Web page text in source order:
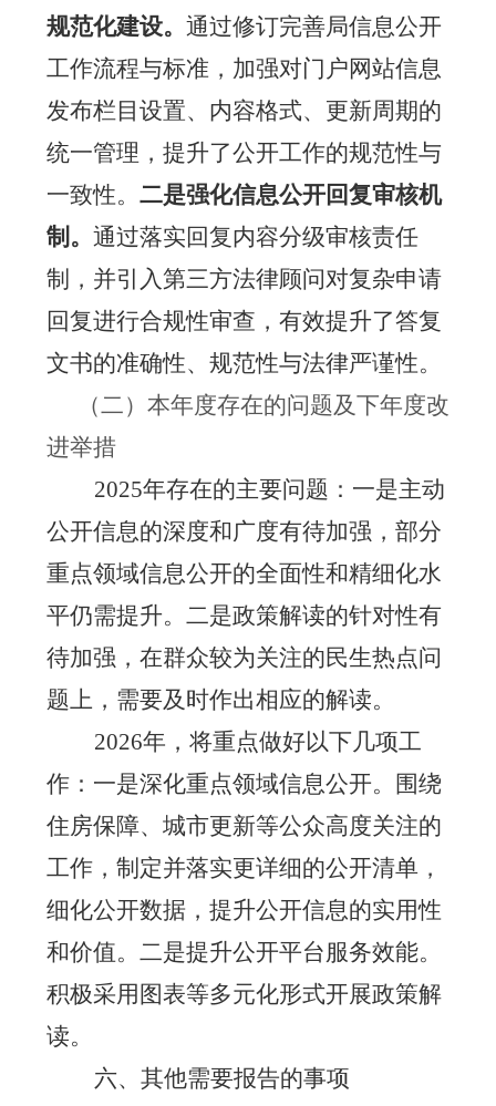
规范化建设。 通过修订完善局信息公开
工作流程与标准，加强对门户网站信息
发布栏目设置、内容格式、更新周期的
统一管理，提升了公开工作的规范性与
一致性。 二是强化信息公开回复审核机
制。 通过落实回复内容分级审核责任
制，并引入第三方法律顾问对复杂申请
回复进行合规性审查，有效提升了答复
文书的准确性、规范性与法律严谨性。
（二）本年度存在的问题及下年度改
进举措
2025年存在的主要问题：一是主动
公开信息的深度和广度有待加强，部分
重点领域信息公开的全面性和精细化水
平仍需提升。二是政策解读的针对性有
待加强，在群众较为关注的民生热点问
题上，需要及时作出相应的解读。
2026年，将重点做好以下几项工
作：一是深化重点领域信息公开。围绕
住房保障、城市更新等公众高度关注的
工作，制定并落实更详细的公开清单，
细化公开数据，提升公开信息的实用性
和价值。二是提升公开平台服务效能。
积极采用图表等多元化形式开展政策解
读。
六、其他需要报告的事项